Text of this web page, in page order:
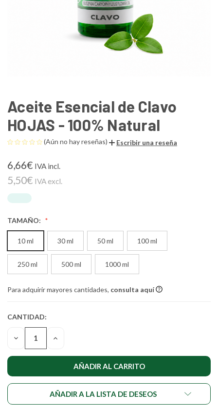
Aceite Esencial de Clavo
HOJAS - 100% Natural
(Aún no hay reseñas) Escribir una reseña
6,66€ IVA incl.
5,50€ IVA excl.
TAMAÑO:
10 ml 30 ml 50 ml 100 ml
250 ml 500 ml 1000 ml
Para adquirir mayores cantidades, consulta aquí
CANTIDAD
ACTUAL DE
EXISTENCIAS:
CANTIDAD:
DISMINUIR
CANTIDAD
DE
AUMENTAR
DE
UNDEFINED
AÑADIR A LA LISTA DE DESEOS